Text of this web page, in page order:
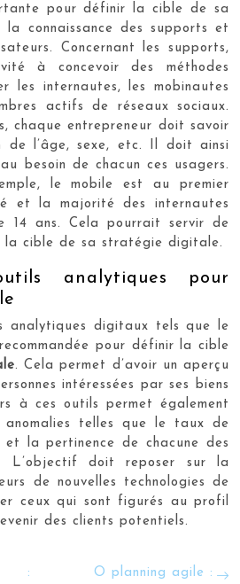
pour définir la cible de sa
la connaissance des supports et
Concernant les supports,
à concevoir des méthodes
les internautes, les mobinautes
actifs de réseaux sociaux.
chaque entrepreneur doit savoir
de l’âge, sexe, etc. Il doit ainsi
besoin de chacun ces usagers.
le mobile est au premier
et la majorité des internautes
14 ans. Cela pourrait servir de
la cible de sa stratégie digitale.
analytiques pour
analytiques digitaux tels que le
pour définir la cible
. Cela permet d’avoir un aperçu
intéressées par ses biens
à ces outils permet également
anomalies telles que le taux de
et la pertinence de chacune des
L’objectif doit reposer sur la
de nouvelles technologies de
ceux qui sont figurés au profil
des clients potentiels.
:
O planning agile :